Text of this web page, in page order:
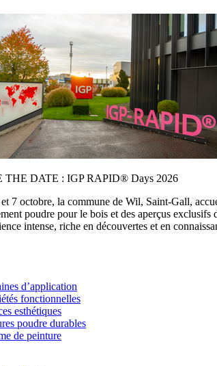
THE DATE : IGP RAPID® Days 2026
7 octobre, la commune de Wil, Saint-Gall,
poudre pour le bois et des aperçus
intense, riche en découvertes et en
d’application
fonctionnelles
esthétiques
poudre durables
de peinture